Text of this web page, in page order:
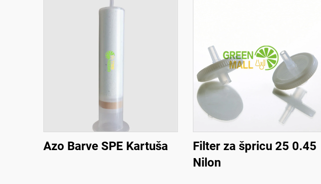
Azo Barve SPE Kartuša
Filter za špricu 25 0.45
Nilon